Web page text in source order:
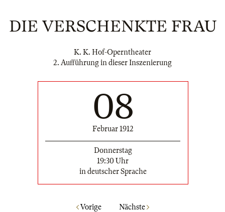
DIE VERSCHENKTE FRAU
K. K. Hof-Operntheater
2. Aufführung in dieser Inszenierung
08
Februar 1912
Donnerstag
19:30 Uhr
in deutscher Sprache
Vorige Nächste